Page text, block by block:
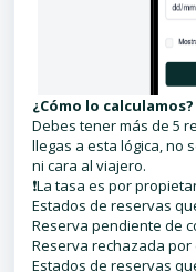
¿Cómo lo calculamos?
Debes tener más de 5
llegas a esta lógica, no
ni cara al viajero.
❗La tasa es por
Estados de reservas
Reserva pendiente de
Reserva rechazada por
Estados de reservas